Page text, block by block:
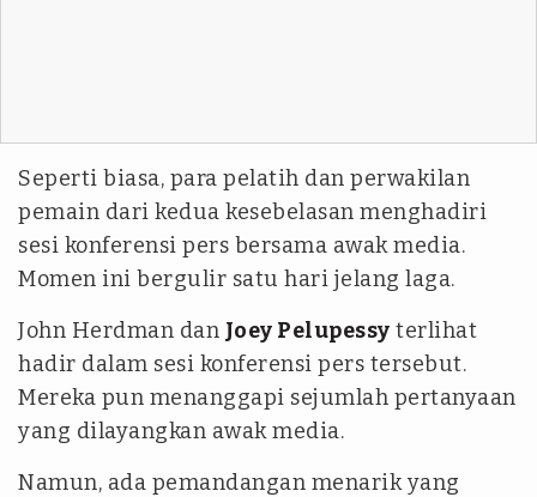
‎Seperti biasa, para pelatih dan perwakilan
pemain dari kedua kesebelasan menghadiri
sesi konferensi pers bersama awak media.
Momen ini bergulir satu hari jelang laga.
‎John Herdman dan Joey Pelupessy terlihat
hadir dalam sesi konferensi pers tersebut.
Mereka pun menanggapi sejumlah pertanyaan
yang dilayangkan awak media.
‎Namun, ada pemandangan menarik yang